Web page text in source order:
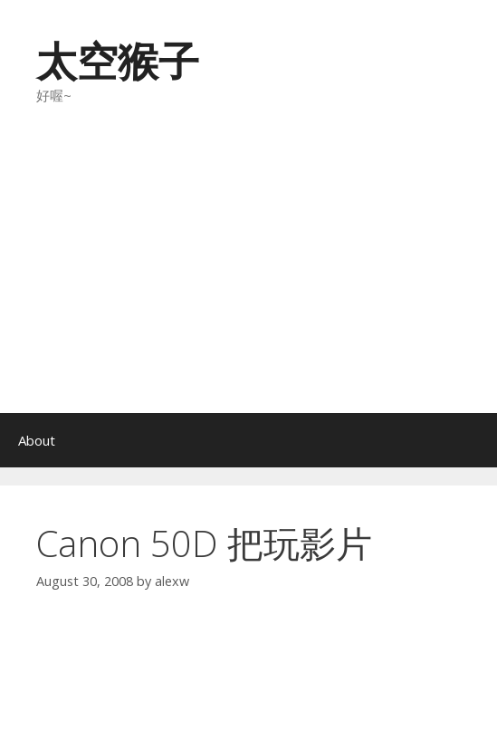
content太空猴子
好喔~
About
Canon 50D 把玩影片
August 30, 2008 by alexw